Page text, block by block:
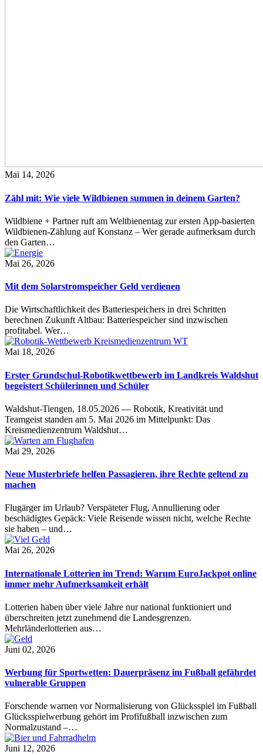
Mai 14, 2026
Zähl mit: Wie viele Wildbienen summen in deinem Garten?
Wildbiene + Partner ruft am Weltbienentag zur ersten App-basierten
Wildbienen-Zählung auf Konstanz – Wer gerade aufmerksam durch
den Garten…
Mai 26, 2026
Mit dem Solarstromspeicher Geld verdienen
Die Wirtschaftlichkeit des Batteriespeichers in drei Schritten
berechnen Zukunft Altbau: Batteriespeicher sind inzwischen
profitabel. Wer…
Mai 18, 2026
Erster Grundschul-Robotikwettbewerb im Landkreis Waldshut
begeistert Schülerinnen und Schüler
Waldshut-Tiengen, 18.05.2026 — Robotik, Kreativität und
Teamgeist standen am 5. Mai 2026 im Mittelpunkt: Das
Kreismedienzentrum Waldshut…
Mai 29, 2026
Neue Musterbriefe helfen Passagieren, ihre Rechte geltend zu
machen
Flugärger im Urlaub? Verspäteter Flug, Annullierung oder
beschädigtes Gepäck: Viele Reisende wissen nicht, welche Rechte
sie haben – und…
Mai 26, 2026
Internationale Lotterien im Trend: Warum EuroJackpot online
immer mehr Aufmerksamkeit erhält
Lotterien haben über viele Jahre nur national funktioniert und
überschreiten jetzt zunehmend die Landesgrenzen.
Mehrländerlotterien aus…
Juni 02, 2026
Werbung für Sportwetten: Dauerpräsenz im Fußball gefährdet
vulnerable Gruppen
Forschende warnen vor Normalisierung von Glücksspiel im Fußball
Glücksspielwerbung gehört im Profifußball inzwischen zum
Normalzustand –…
Juni 12, 2026